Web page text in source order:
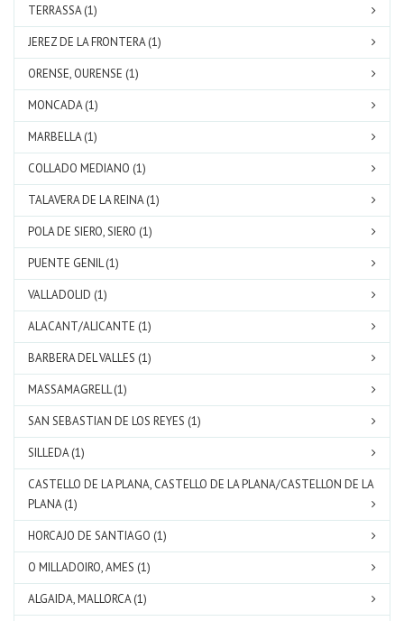
TERRASSA (1)
JEREZ DE LA FRONTERA (1)
ORENSE, OURENSE (1)
MONCADA (1)
MARBELLA (1)
COLLADO MEDIANO (1)
TALAVERA DE LA REINA (1)
POLA DE SIERO, SIERO (1)
PUENTE GENIL (1)
VALLADOLID (1)
ALACANT/ALICANTE (1)
BARBERA DEL VALLES (1)
MASSAMAGRELL (1)
SAN SEBASTIAN DE LOS REYES (1)
SILLEDA (1)
CASTELLO DE LA PLANA, CASTELLO DE LA PLANA/CASTELLON DE LA
PLANA (1)
HORCAJO DE SANTIAGO (1)
O MILLADOIRO, AMES (1)
ALGAIDA, MALLORCA (1)